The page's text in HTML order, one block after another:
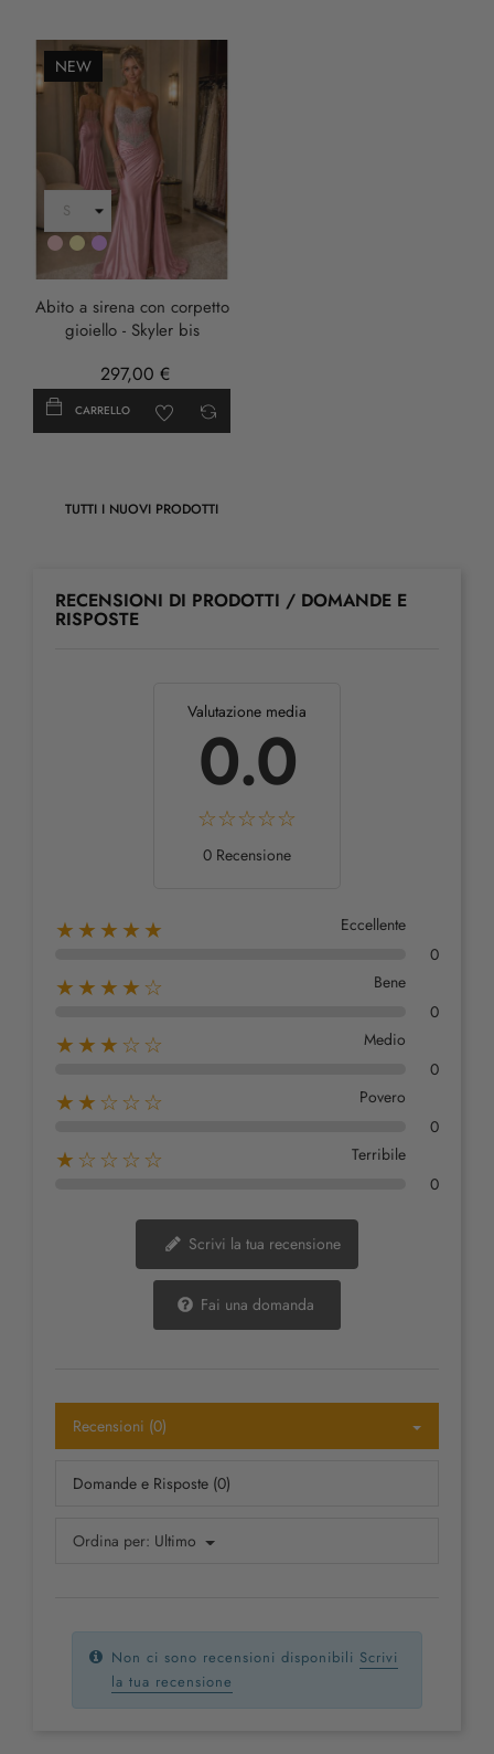
NEW
RosaOroLILLA
Abito a sirena con corpetto
gioiello - Skyler bis
297,00 €
CARRELLO
TUTTI I NUOVI PRODOTTI
RECENSIONI DI PRODOTTI / DOMANDE E
RISPOSTE
Valutazione media
0.0
0 Recensione
★★★★★
Eccellente
0
★★★★☆
Bene
0
★★★☆☆
Medio
0
★★☆☆☆
Povero
0
★☆☆☆☆
Terribile
0
Scrivi la tua recensione
Fai una domanda
Recensioni (0)
Domande e Risposte (0)
Ordina per: Ultimo
Non ci sono recensioni disponibili Scrivi
la tua recensione